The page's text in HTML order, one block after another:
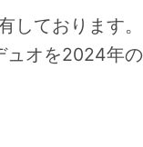
しております。
ュオを2024年の